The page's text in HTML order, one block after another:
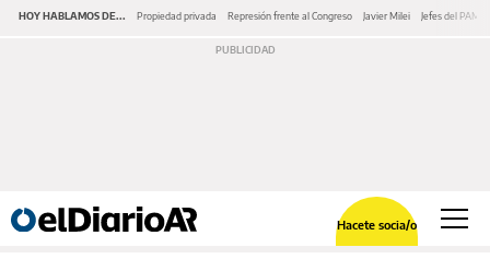
HOY HABLAMOS DE... Propiedad privada Represión frente al Congreso Javier Milei Jefes del PAMI
Hacete socia/o